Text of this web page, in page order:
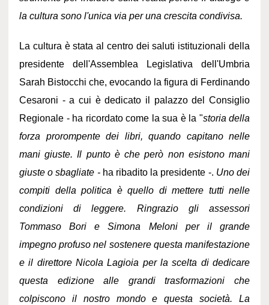
la cultura sono l'unica via per una crescita condivisa.
La cultura è stata al centro dei saluti istituzionali della
presidente dell'Assemblea Legislativa dell'Umbria
Sarah Bistocchi che, evocando la figura di Ferdinando
Cesaroni - a cui è dedicato il palazzo del Consiglio
Regionale - ha ricordato come la sua è la "storia della
forza prorompente dei libri, quando capitano nelle
mani giuste. Il punto è che però non esistono mani
giuste o sbagliate - ha ribadito la presidente -. Uno dei
compiti della politica è quello di mettere tutti nelle
condizioni di leggere. Ringrazio gli assessori
Tommaso Bori e Simona Meloni per il grande
impegno profuso nel sostenere questa manifestazione
e il direttore Nicola Lagioia per la scelta di dedicare
questa edizione alle grandi trasformazioni che
colpiscono il nostro mondo e questa società. La